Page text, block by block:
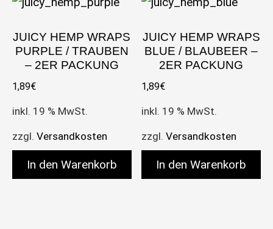
JUICY HEMP WRAPS
PURPLE / TRAUBEN
– 2ER PACKUNG
1,89€
inkl. 19 % MwSt.
zzgl. Versandkosten
In den Warenkorb
JUICY HEMP WRAPS
BLUE / BLAUBEER –
2ER PACKUNG
1,89€
inkl. 19 % MwSt.
zzgl.Versandkosten
In den Warenkorb